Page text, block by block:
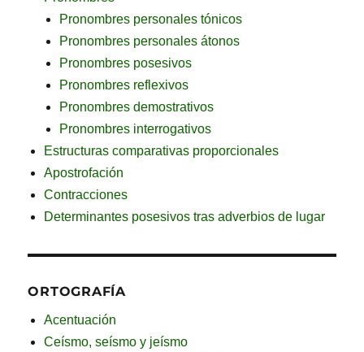
Pronombres personales tónicos
Pronombres personales átonos
Pronombres posesivos
Pronombres reflexivos
Pronombres demostrativos
Pronombres interrogativos
Estructuras comparativas proporcionales
Apostrofación
Contracciones
Determinantes posesivos tras adverbios de lugar
ORTOGRAFÍA
Acentuación
Ceísmo, seísmo y jeísmo